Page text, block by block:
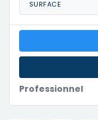
SURFACE
Professionnel